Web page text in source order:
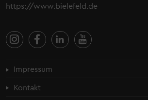
https://www.bielefeld.de
Fußzeilenmenü
Impressum
Kontakt